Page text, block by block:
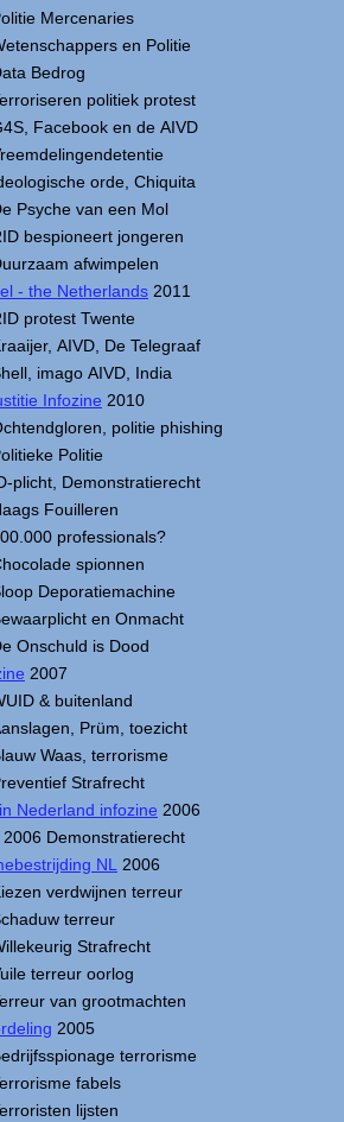
Mercenaries
en Politie
Bedrog
politiek protest
Facebook en de AIVD
orde, Chiquita
Psyche van een Mol
bespioneert jongeren
afwimpelen
- the Netherlands 2011
protest Twente
AIVD, De Telegraaf
imago AIVD, India
Infozine 2010
politie phishing
Politie
plicht, Demonstratierecht
Fouilleren
professionals?
spionnen
Deporatiemachine
en Onmacht
Onschuld is Dood
2007
& buitenland
Prüm, toezicht
Waas, terrorisme
Strafrecht
Nederland infozine 2006
2006 Demonstratierecht
NL
2006
verdwijnen terreur
terreur
Strafrecht
terreur oorlog
van grootmachten
2005
terrorisme
fabels
lijsten